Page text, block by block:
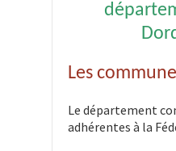
Les
Le département
adhérentes à la